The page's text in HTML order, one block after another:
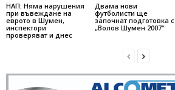
НАП: Няма нарушения
при въвеждане на
еврото в Шумен,
инспектори
проверяват и днес
Двама нови
футболисти ще
започнат подготовка с
„Волов Шумен 2007“